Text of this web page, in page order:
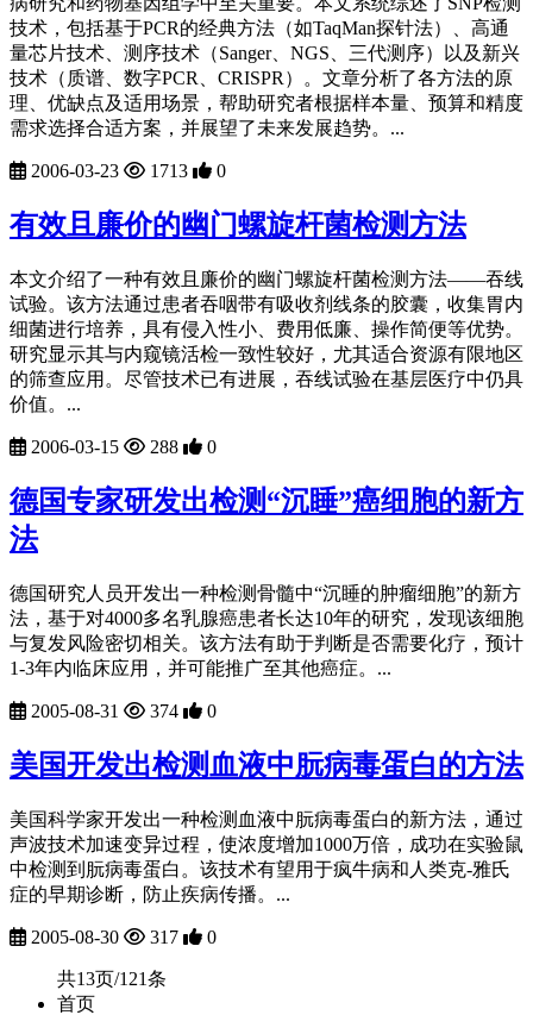
技术，包括基于PCR的经典方法（如TaqMan探针法）、高通
量芯片技术、测序技术（Sanger、NGS、三代测序）以及新兴
技术（质谱、数字PCR、CRISPR）。文章分析了各方法的原
理、优缺点及适用场景，帮助研究者根据样本量、预算和精度
需求选择合适方案，并展望了未来发展趋势。...
2006-03-23 1713 0
有效且廉价的幽门螺旋杆菌检测方法
本文介绍了一种有效且廉价的幽门螺旋杆菌检测方法——吞线
试验。该方法通过患者吞咽带有吸收剂线条的胶囊，收集胃内
细菌进行培养，具有侵入性小、费用低廉、操作简便等优势。
研究显示其与内窥镜活检一致性较好，尤其适合资源有限地区
的筛查应用。尽管技术已有进展，吞线试验在基层医疗中仍具
价值。...
2006-03-15 288 0
德国专家研发出检测“沉睡”癌细胞的新方
法
德国研究人员开发出一种检测骨髓中“沉睡的肿瘤细胞”的新方
法，基于对4000多名乳腺癌患者长达10年的研究，发现该细胞
与复发风险密切相关。该方法有助于判断是否需要化疗，预计
1-3年内临床应用，并可能推广至其他癌症。...
2005-08-31 374 0
美国开发出检测血液中朊病毒蛋白的方法
美国科学家开发出一种检测血液中朊病毒蛋白的新方法，通过
声波技术加速变异过程，使浓度增加1000万倍，成功在实验鼠
中检测到朊病毒蛋白。该技术有望用于疯牛病和人类克-雅氏
症的早期诊断，防止疾病传播。...
2005-08-30 317 0
共13页/121条
首页